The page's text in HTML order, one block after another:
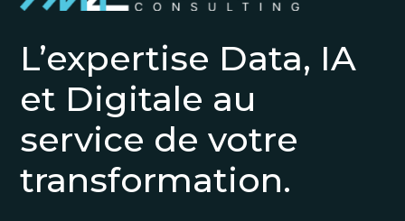
L’expertise Data, IA
et Digitale au
service de votre
transformation.